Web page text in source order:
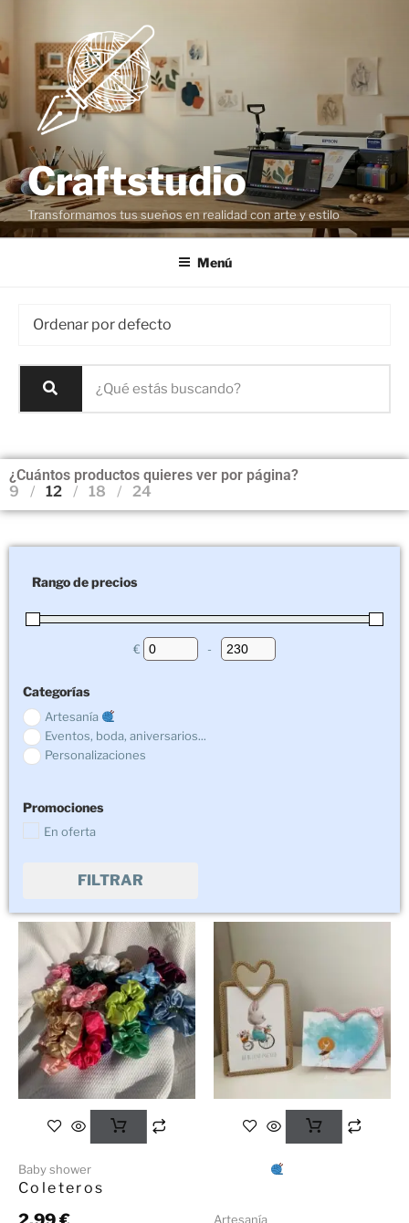
Craftstudio
Transformamos tus sueños en realidad con arte y estilo
Menú
¿Cuántos productos quieres ver por página?
9
12 18 24
Rango de precios
€
Minimum Price
-
Maximum Price
Categorías
Artesanía
Eventos, boda, aniversarios...
Personalizaciones
Promociones
En oferta
FILTRAR
Baby shower
Coleteros
Artesanía